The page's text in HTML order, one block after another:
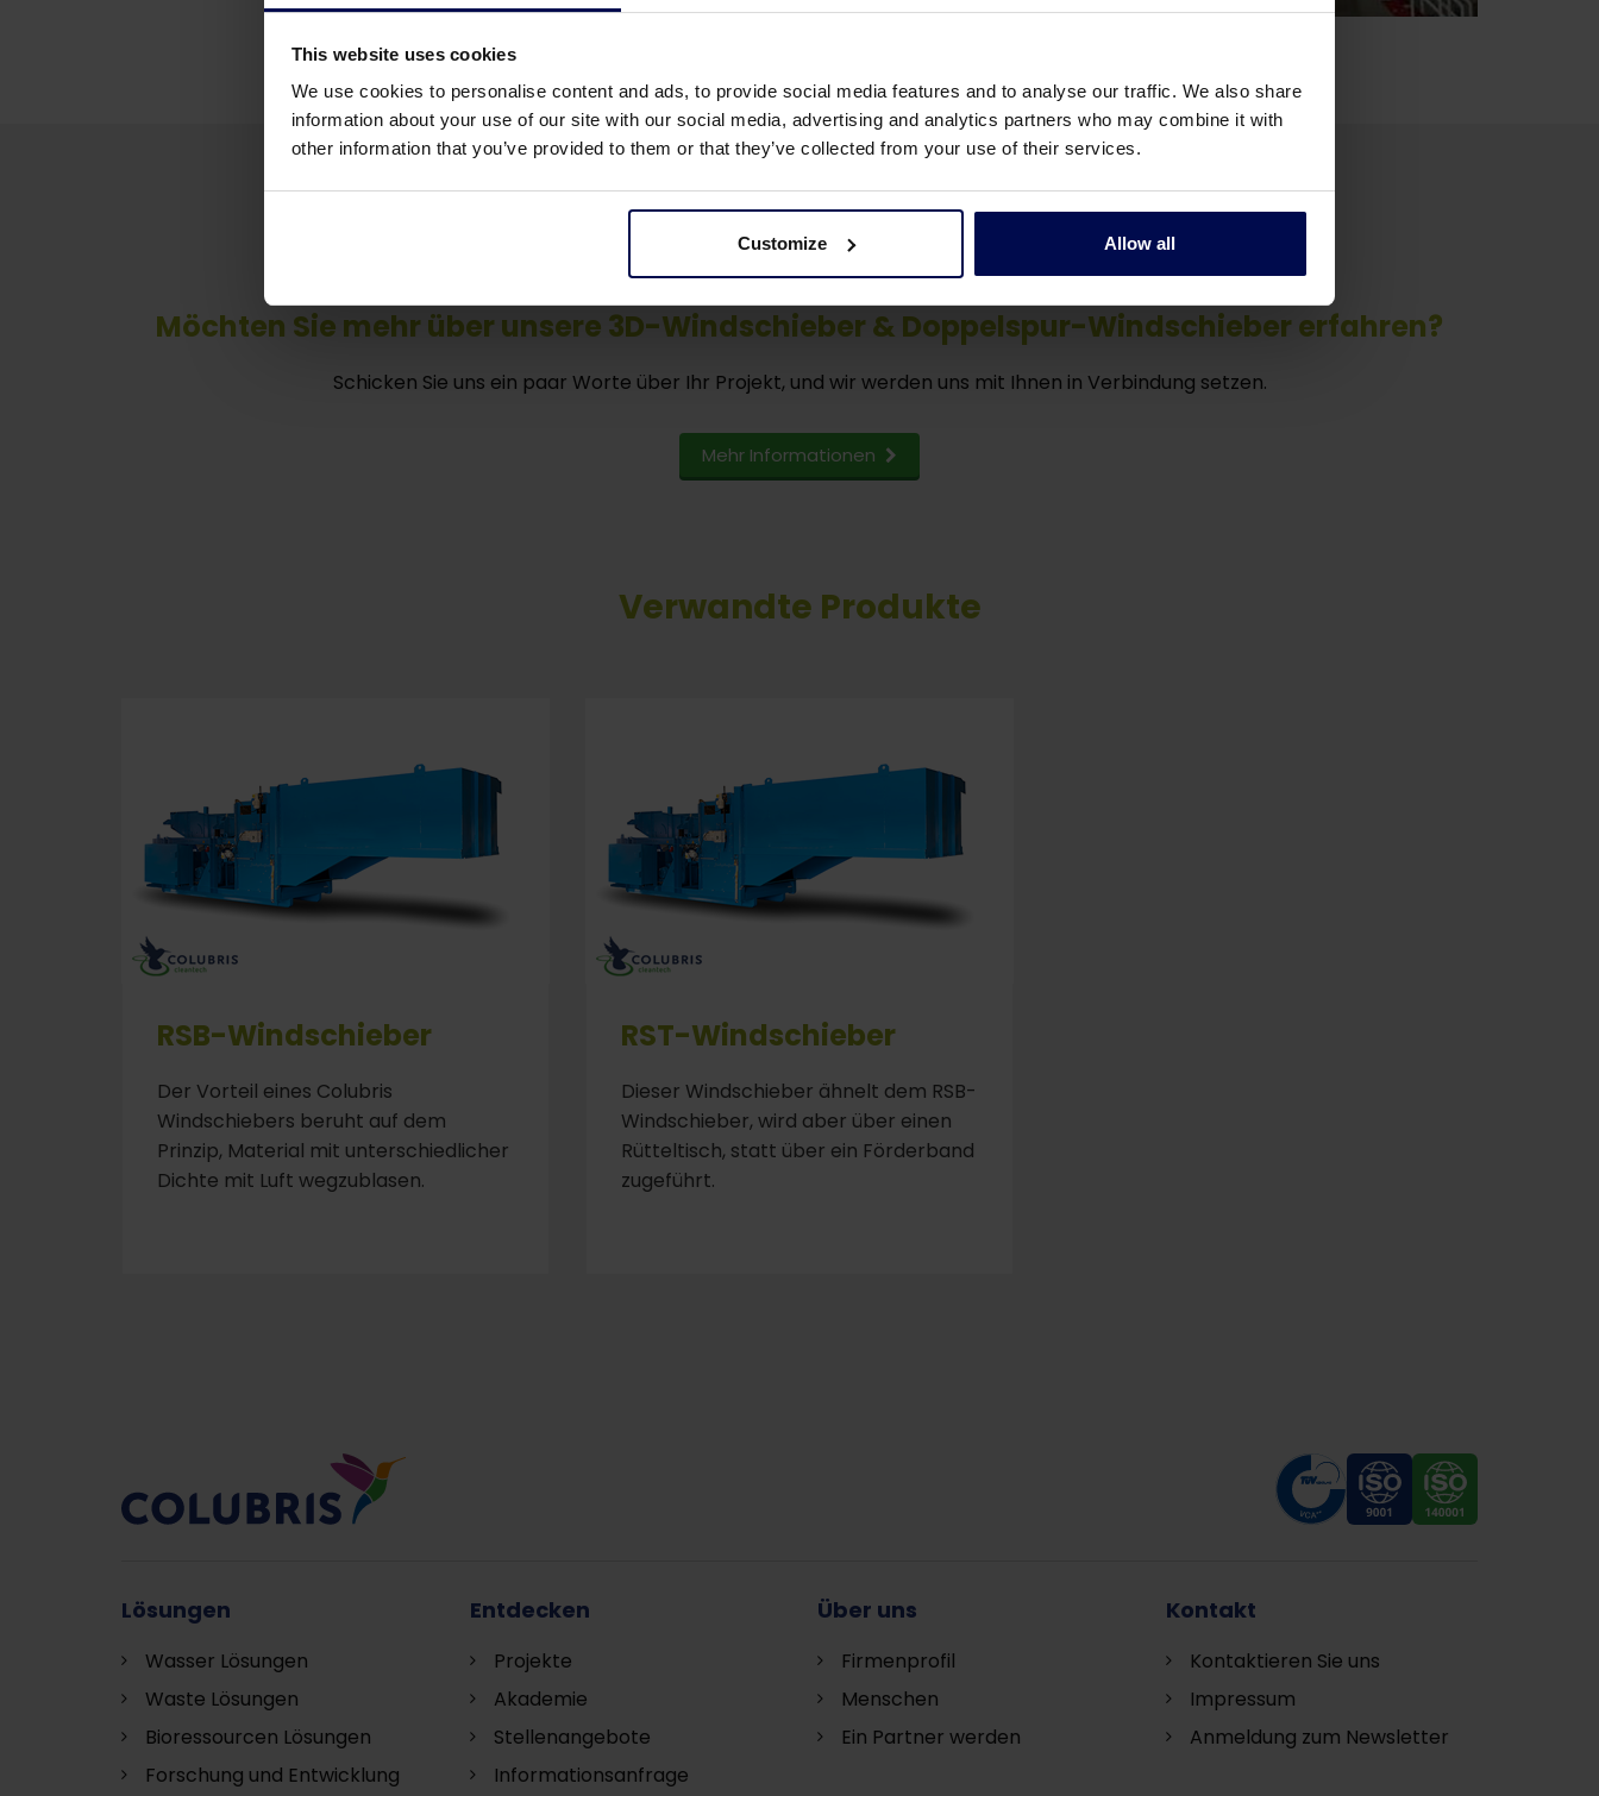
This website uses cookies
We use cookies to personalise content and ads, to provide social media features and to analyse our traffic. We also share
information about your use of our site with our social media, advertising and analytics partners who may combine it with
other information that you’ve provided to them or that they’ve collected from your use of their services.
Customize Allow all
Möchten Sie mehr über unsere 3D-Windschieber & Doppelspur-Windschieber erfahren?
Schicken Sie uns ein paar Worte über Ihr Projekt, und wir werden uns mit Ihnen in Verbindung setzen.
Mehr Informationen
Verwandte Produkte
RSB-Windschieber
Der Vorteil eines Colubris
Windschiebers beruht auf dem
Prinzip, Material mit unterschiedlicher
Dichte mit Luft wegzublasen.
RST-Windschieber
Dieser Windschieber ähnelt dem RSB-
Windschieber, wird aber über einen
Rütteltisch, statt über ein Förderband
zugeführt.
Lösungen
Wasser Lösungen
Waste Lösungen
Bioressourcen Lösungen
Forschung und Entwicklung
Entdecken
Projekte
Akademie
Stellenangebote
Informationsanfrage
Über uns
Firmenprofil
Menschen
Ein Partner werden
Kontakt
Kontaktieren Sie uns
Impressum
Anmeldung zum Newsletter